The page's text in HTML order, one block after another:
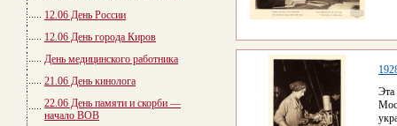
12.06 День России
12.06 День города Киров
День медицинского работника
21.06 День кинолога
22.06 День памяти и скорби —
начало ВОВ